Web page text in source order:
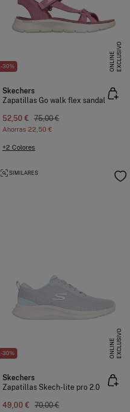
-30% E
X
C
L
U
SI
V
O
O
N
L
I
N
E
Skechers
Zapatillas Go walk flex sandal
52,50 € 75,00 €
Ahorras 22,50 €
+2 Colores
-30% E
X
C
L
U
SI
V
O
O
N
L
I
N
E
SIMILARES
Skechers
Zapatillas Skech-lite pro 2.0
49,00 € 70,00 €